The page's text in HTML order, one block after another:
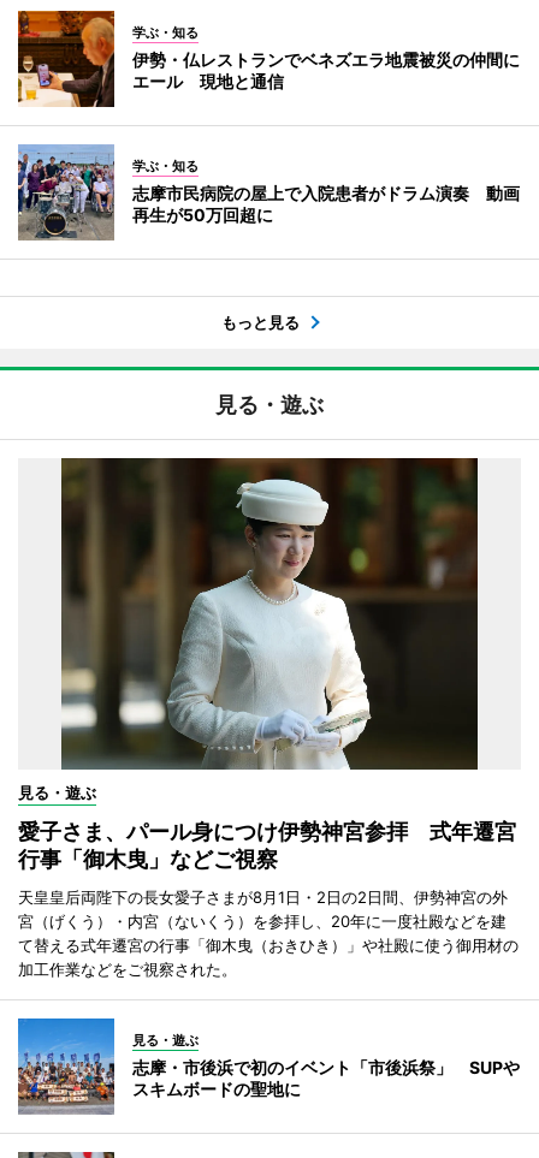
学ぶ・知る
伊勢・仏レストランでベネズエラ地震被災の仲間に
エール 現地と通信
学ぶ・知る
志摩市民病院の屋上で入院患者がドラム演奏 動画
再生が50万回超に
もっと見る
見る・遊ぶ
見る・遊ぶ
愛子さま、パール身につけ伊勢神宮参拝 式年遷宮
行事「御木曳」などご視察
天皇皇后両陛下の長女愛子さまが8月1日・2日の2日間、伊勢神宮の外
宮（げくう）・内宮（ないくう）を参拝し、20年に一度社殿などを建
て替える式年遷宮の行事「御木曳（おきひき）」や社殿に使う御用材の
加工作業などをご視察された。
見る・遊ぶ
志摩・市後浜で初のイベント「市後浜祭」 SUPや
スキムボードの聖地に